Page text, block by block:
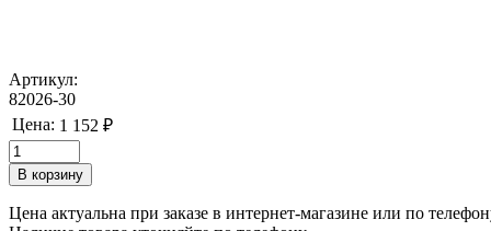
Артикул:
82026-30
Цена: 1 152 ₽
Цена актуальна при заказе в интернет-магазине или по